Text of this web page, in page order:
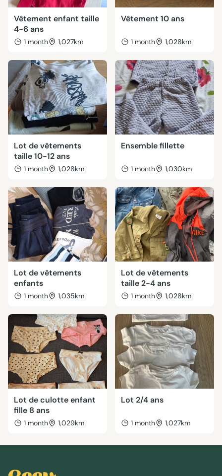
Vêtement enfant taille
4-6 ans
1 month 1,027km
Vêtement 10 ans
1 month 1,028km
Lot de vêtements
taille 10-12 ans
1 month 1,028km
Ensemble fillette
1 month 1,030km
Lot de vêtements
enfants
1 month 1,035km
Lot de vêtements
taille 2-4 ans
1 month 1,028km
Lot de culotte enfant
fille 8 ans
1 month 1,029km
Lot 2/4 ans
1 month 1,027km